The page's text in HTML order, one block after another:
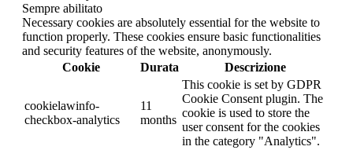
Sempre abilitato
Necessary cookies are absolutely essential for the website to
function properly. These cookies ensure basic functionalities
and security features of the website, anonymously.
Cookie
Durata Descrizione
cookielawinfo-
checkbox-analytics
11
months
This cookie is set by GDPR
Cookie Consent plugin. The
cookie is used to store the
user consent for the cookies
in the category "Analytics".